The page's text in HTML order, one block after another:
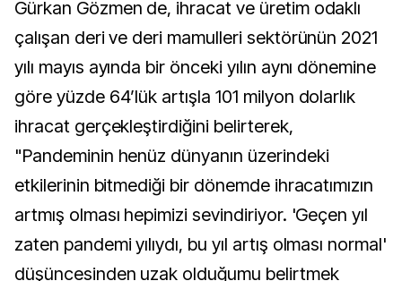
Gürkan Gözmen de, ihracat ve üretim odaklı
çalışan deri ve deri mamulleri sektörünün 2021
yılı mayıs ayında bir önceki yılın aynı dönemine
göre yüzde 64’lük artışla 101 milyon dolarlık
ihracat gerçekleştirdiğini belirterek,
"Pandeminin henüz dünyanın üzerindeki
etkilerinin bitmediği bir dönemde ihracatımızın
artmış olması hepimizi sevindiriyor. 'Geçen yıl
zaten pandemi yılıydı, bu yıl artış olması normal'
düşüncesinden uzak olduğumu belirtmek